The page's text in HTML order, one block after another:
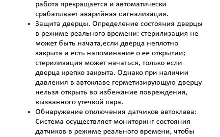
работа прекращается и автоматически
срабатывает аварийная сигнализация.
Защита дверцы. Определение состояния дверцы
в режиме реального времени: стерилизация не
может быть начата,если дверца неплотно
закрыта и есть напоминание о ее открытии;
стерилизация может начаться, только если
дверца крепко закрыта. Однако при наличии
давления в автоклаве герметизирующую дверцу
нельзя открыть во избежание повреждения,
вызванного утечкой пара.
Обнаружение отключения датчиков автоклава:
Система осуществляет мониторинг состояния
датчиков в режиме реального времени, чтобы